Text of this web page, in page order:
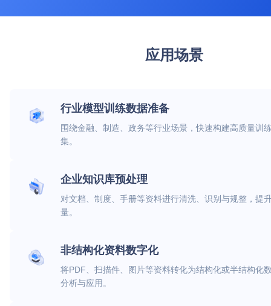
应用场景
行业模型训练数据准备
围绕金融、制造、政务等行业场景，快速构建高质量训
集。
企业知识库预处理
对文档、制度、手册等资料进行清洗、识别与规整，提
量。
非结构化资料数字化
将PDF、扫描件、图片等资料转化为结构化或半结构化
分析与应用。